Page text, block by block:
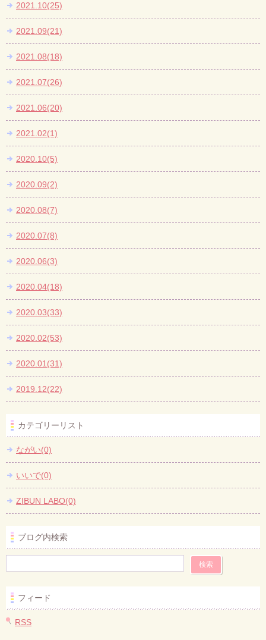
2021.10(25)
2021.09(21)
2021.08(18)
2021.07(26)
2021.06(20)
2021.02(1)
2020.10(5)
2020.09(2)
2020.08(7)
2020.07(8)
2020.06(3)
2020.04(18)
2020.03(33)
2020.02(53)
2020.01(31)
2019.12(22)
カテゴリーリスト
ながい(0)
いいで(0)
ZIBUN LABO(0)
ブログ内検索
フィード
RSS